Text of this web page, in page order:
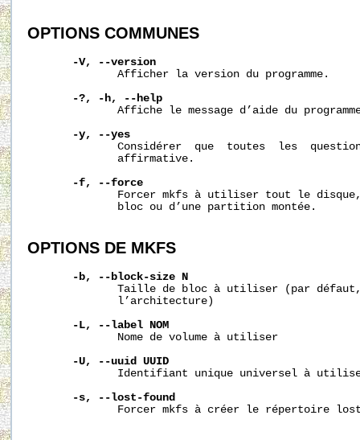
OPTIONS COMMUNES
-V,
--version
              Afficher la version du programme.
-?,
-h,
--help
Affiche le message d’aide du
-y,
--yes
Considérer  que  toutes  les
              affirmative.
-f,
--force
Forcer mkfs à utiliser tout le
              bloc ou d’une partition montée.
OPTIONS DE MKFS
-b, --block-size N
Taille de bloc à utiliser (par
              l’architecture)
-L,
--label NOM
              Nome de volume à utiliser
-U,
--uuid
UUID
Identifiant unique universel à
-s,
--lost-found
Forcer mkfs à créer le répertoire